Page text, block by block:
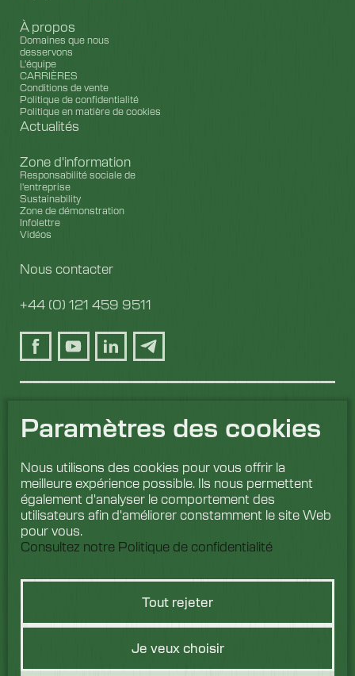
Paramètres des cookies
Nous utilisons des cookies pour vous offrir la
meilleure expérience possible. Ils nous permettent
également d'analyser le comportement des
utilisateurs afin d'améliorer constamment le site Web
pour vous.
Consultez notre Politique de confidentialité
Tout rejeter
Je veux choisir
À propos
Domaines que nous
desservons
L'équipe
CARRIÈRES
Conditions de vente
Politique de confidentialité
Politique en matière de cookies
Actualités
Zone d'information
Responsabilité sociale de
l'entreprise
Sustainability
Zone de démonstration
Infolettre
Vidéos
Nous contacter
+44 (0) 121 459 9511
Vous avez une